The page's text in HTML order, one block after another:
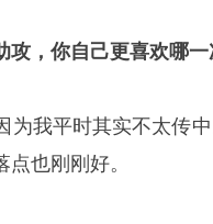
，你自己更喜欢哪一
为我平时其实不太传
也刚刚好。